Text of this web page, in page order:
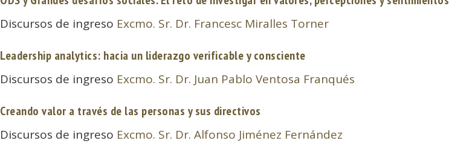
Discursos de ingreso Excmo. Sr. Dr. Francesc Miralles Torner
Leadership analytics: hacia un liderazgo verificable y consciente
Discursos de ingreso Excmo. Sr. Dr. Juan Pablo Ventosa Franqués
Creando valor a través de las personas y sus directivos
Discursos de ingreso Excmo. Sr. Dr. Alfonso Jiménez Fernández